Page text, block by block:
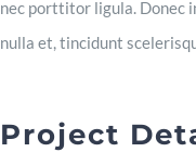
nec porttitor ligula. Donec
nulla et, tincidunt
Project